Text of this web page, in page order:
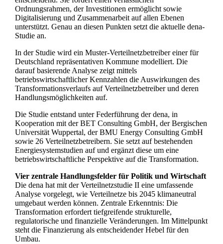
Ordnungsrahmen, der Investitionen ermöglicht sowie
Digitalisierung und Zusammenarbeit auf allen Ebenen
unterstützt. Genau an diesen Punkten setzt die aktuelle dena-
Studie an.
In der Studie wird ein Muster-Verteilnetzbetreiber einer für
Deutschland repräsentativen Kommune modelliert. Die
darauf basierende Analyse zeigt mittels
betriebswirtschaftlicher Kennzahlen die Auswirkungen des
Transformationsverlaufs auf Verteilnetzbetreiber und deren
Handlungsmöglichkeiten auf.
Die Studie entstand unter Federführung der dena, in
Kooperation mit der BET Consulting GmbH, der Bergischen
Universität Wuppertal, der BMU Energy Consulting GmbH
sowie 26 Verteilnetzbetreibern. Sie setzt auf bestehenden
Energiesystemstudien auf und ergänzt diese um eine
betriebswirtschaftliche Perspektive auf die Transformation.
Vier zentrale Handlungsfelder für Politik und Wirtschaft
Die dena hat mit der Verteilnetzstudie II eine umfassende
Analyse vorgelegt, wie Verteilnetze bis 2045 klimaneutral
umgebaut werden können. Zentrale Erkenntnis: Die
Transformation erfordert tiefgreifende strukturelle,
regulatorische und finanzielle Veränderungen. Im Mittelpunkt
steht die Finanzierung als entscheidender Hebel für den
Umbau.